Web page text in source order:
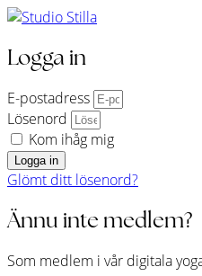
Logga in
E-postadress
Lösenord
Kom ihåg mig
Logga in
Glömt ditt lösenord?
Ännu inte medlem?
Som medlem i vår digitala